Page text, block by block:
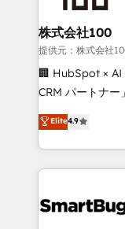
and build AI-
from week one, in your
Onboarding:
around your
Move from any
run your
service wired
tune-ups, feature
HubSpot,
株式会社100
提供元：株式会社
🏢 HubSpot × AI
CRM パートナー」 経営課題と現場業務をつなぐAI
ティブ・エージ
力で顧客フロント業務
をする会社か？
トを組み込んだ
ィブ・エージェ
Elite4.9